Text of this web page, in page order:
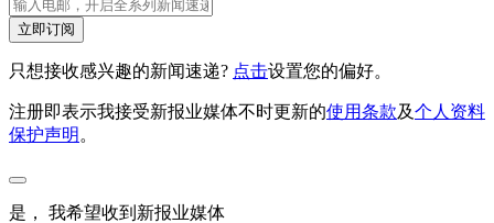
立即订阅
只想接收感兴趣的新闻速递? 点击设置您的偏好。
注册即表示我接受新报业媒体不时更新的使用条款及个人资料
保护声明 。
是， 我希望收到新报业媒体